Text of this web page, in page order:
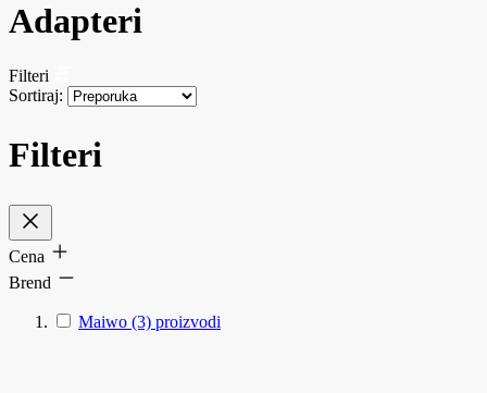
Adapteri
Filteri
Sortiraj:
Filteri
Cena
Brend
Maiwo (3) proizvodi